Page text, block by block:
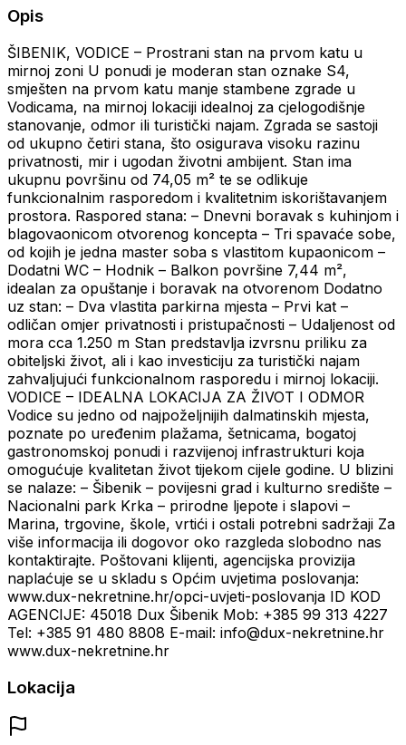
Opis
ŠIBENIK, VODICE – Prostrani stan na prvom katu u
mirnoj zoni U ponudi je moderan stan oznake S4,
smješten na prvom katu manje stambene zgrade u
Vodicama, na mirnoj lokaciji idealnoj za cjelogodišnje
stanovanje, odmor ili turistički najam. Zgrada se sastoji
od ukupno četiri stana, što osigurava visoku razinu
privatnosti, mir i ugodan životni ambijent. Stan ima
ukupnu površinu od 74,05 m² te se odlikuje
funkcionalnim rasporedom i kvalitetnim iskorištavanjem
prostora. Raspored stana: – Dnevni boravak s kuhinjom i
blagovaonicom otvorenog koncepta – Tri spavaće sobe,
od kojih je jedna master soba s vlastitom kupaonicom –
Dodatni WC – Hodnik – Balkon površine 7,44 m²,
idealan za opuštanje i boravak na otvorenom Dodatno
uz stan: – Dva vlastita parkirna mjesta – Prvi kat –
odličan omjer privatnosti i pristupačnosti – Udaljenost od
mora cca 1.250 m Stan predstavlja izvrsnu priliku za
obiteljski život, ali i kao investiciju za turistički najam
zahvaljujući funkcionalnom rasporedu i mirnoj lokaciji.
VODICE – IDEALNA LOKACIJA ZA ŽIVOT I ODMOR
Vodice su jedno od najpoželjnijih dalmatinskih mjesta,
poznate po uređenim plažama, šetnicama, bogatoj
gastronomskoj ponudi i razvijenoj infrastrukturi koja
omogućuje kvalitetan život tijekom cijele godine. U blizini
se nalaze: – Šibenik – povijesni grad i kulturno središte –
Nacionalni park Krka – prirodne ljepote i slapovi –
Marina, trgovine, škole, vrtići i ostali potrebni sadržaji Za
više informacija ili dogovor oko razgleda slobodno nas
kontaktirajte. Poštovani klijenti, agencijska provizija
naplaćuje se u skladu s Općim uvjetima poslovanja:
www.dux-nekretnine.hr/opci-uvjeti-poslovanja ID KOD
AGENCIJE: 45018 Dux Šibenik Mob: +385 99 313 4227
Tel: +385 91 480 8808 E-mail: info@dux-nekretnine.hr
www.dux-nekretnine.hr
Lokacija